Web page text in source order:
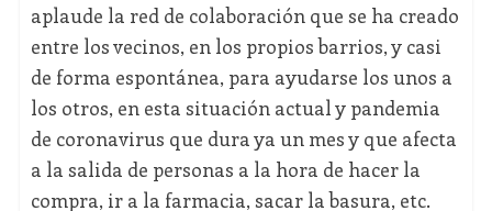
aplaude la red de colaboración que se ha creado
entre los vecinos, en los propios barrios, y casi
de forma espontánea, para ayudarse los unos a
los otros, en esta situación actual y pandemia
de coronavirus que dura ya un mes y que afecta
a la salida de personas a la hora de hacer la
compra, ir a la farmacia, sacar la basura, etc.